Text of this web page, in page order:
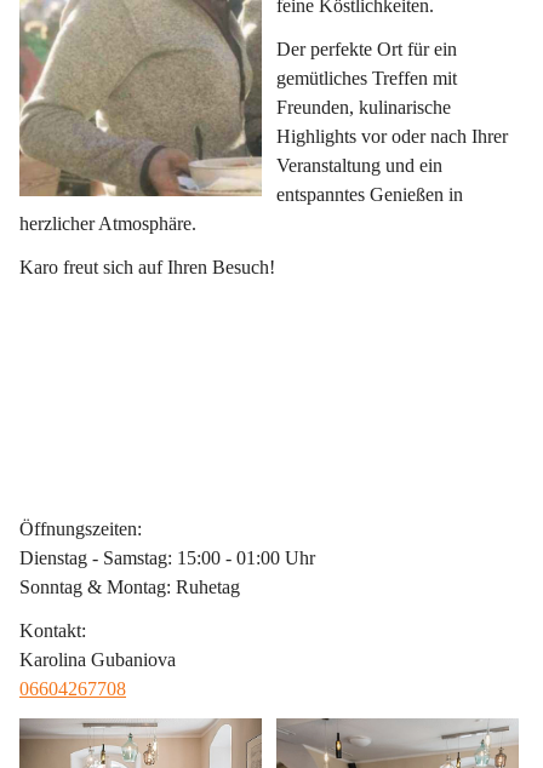
feine Köstlichkeiten.
Der perfekte Ort für ein
gemütliches Treffen mit
Freunden, kulinarische
Highlights vor oder nach Ihrer
Veranstaltung und ein
entspanntes Genießen in
herzlicher Atmosphäre.
Karo freut sich auf Ihren Besuch!
Öffnungszeiten:
Dienstag - Samstag: 15:00 - 01:00 Uhr
Sonntag & Montag: Ruhetag
Kontakt:
Karolina Gubaniova
06604267708